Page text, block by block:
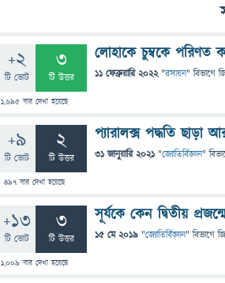
+2
টি ভোট
3
টি উত্তর
1,695 বার দেখা হয়েছে
লোহাকে চুম্বকে পরিণত
11 ফেব্রুয়ারি 2022 "রসায়ন" বিভাগে
+9
টি ভোট
2
টি উত্তর
497 বার দেখা হয়েছে
প্যারালক্স পদ্ধতি ছাড়া
31 জানুয়ারি 2021 "জ্যোতির্বিজ্ঞান"
+13
টি ভোট
3
টি উত্তর
1,009 বার দেখা হয়েছে
সূর্যকে কেন দ্বিতীয়
15 মে 2019 "জ্যোতির্বিজ্ঞান" বিভাগে